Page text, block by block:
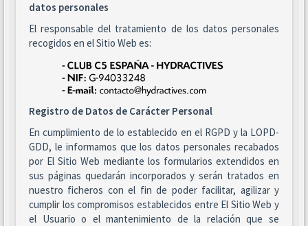
datos personales
El responsable del tratamiento de los datos personales
recogidos en el Sitio Web es:
Registro de Datos de Carácter Personal
En cumplimiento de lo establecido en el RGPD y la LOPD-
GDD, le informamos que los datos personales recabados
por El Sitio Web mediante los formularios extendidos en
sus páginas quedarán incorporados y serán tratados en
nuestro ficheros con el fin de poder facilitar, agilizar y
cumplir los compromisos establecidos entre El Sitio Web y
el Usuario o el mantenimiento de la relación que se